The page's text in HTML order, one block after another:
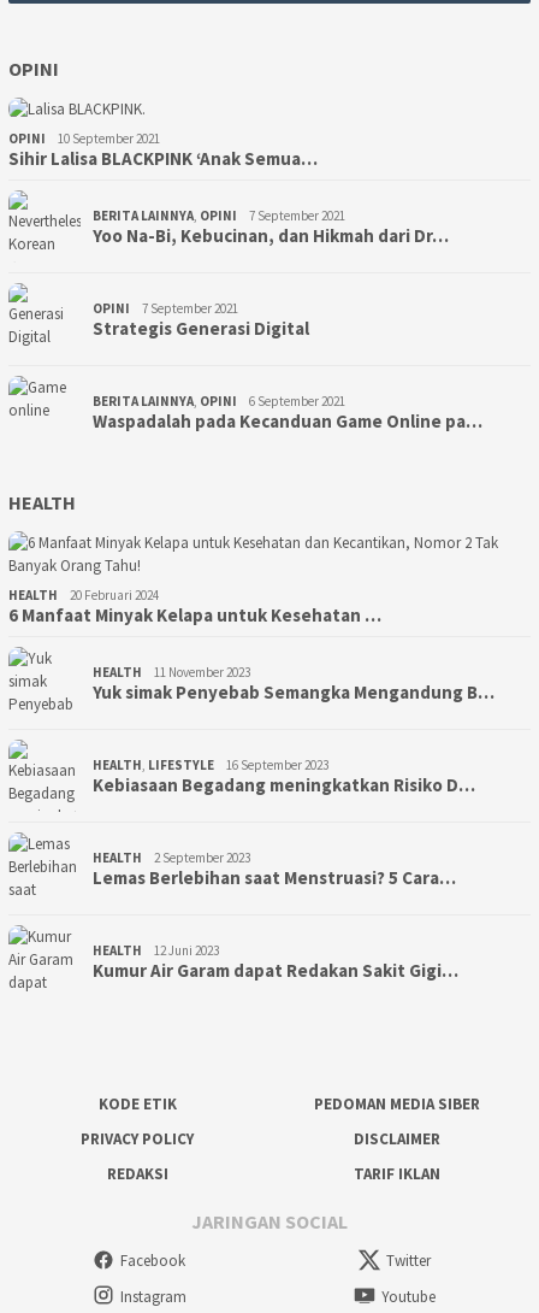
OPINI
OPINI 10 September 2021
Sihir Lalisa BLACKPINK ‘Anak Semua…
BERITA LAINNYA, OPINI 7 September 2021
Yoo Na-Bi, Kebucinan, dan Hikmah dari Dr…
OPINI 7 September 2021
Strategis Generasi Digital
BERITA LAINNYA, OPINI 6 September 2021
Waspadalah pada Kecanduan Game Online pa…
HEALTH
HEALTH 20 Februari 2024
6 Manfaat Minyak Kelapa untuk Kesehatan …
HEALTH 11 November 2023
Yuk simak Penyebab Semangka Mengandung B…
HEALTH, LIFESTYLE 16 September 2023
Kebiasaan Begadang meningkatkan Risiko D…
HEALTH 2 September 2023
Lemas Berlebihan saat Menstruasi? 5 Cara…
HEALTH 12 Juni 2023
Kumur Air Garam dapat Redakan Sakit Gigi…
KODE ETIK
PEDOMAN MEDIA SIBER
PRIVACY POLICY
DISCLAIMER
REDAKSI
TARIF IKLAN
JARINGAN SOCIAL
Facebook
Twitter
Instagram
Youtube